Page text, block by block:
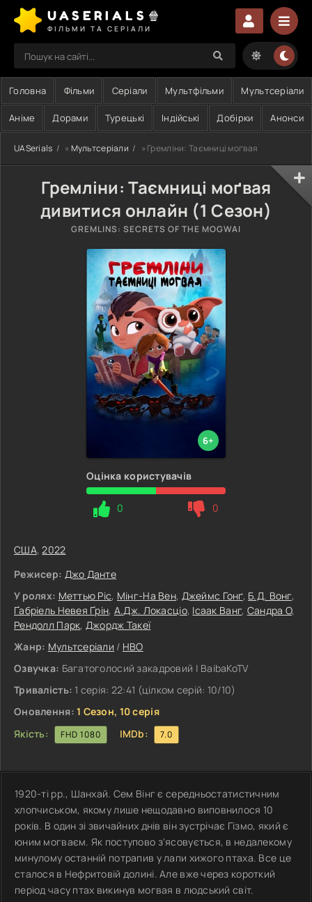
UASERIALS🍿
ФІЛЬМИ ТА СЕРІАЛИ
Головна Фільми Серіали Мультфільми Мультсеріали
Аніме Дорами Турецькі Індійські Добірки Анонси
UASerials » Мультсеріали » Гремліни: Таємниці моґвая
Гремліни: Таємниці моґвая
дивитися онлайн (1 Сезон)
GREMLINS: SECRETS OF THE MOGWAI
6+
Оцінка користувачів
0 0
США,2022
Режисер: Джо Данте
У ролях: Меттью Ріс, Мінг-На Вен, Джеймс Гонґ, Б.Д. Вонг,
Ґабріель Невея Ґрін, А.Дж. Локасціо, Ісаак Ванг, Сандра О,
Рендолл Парк, Джордж Такеї
Жанр: Мультсеріали / HBO
Озвучка: Багатоголосий закадровий | BaibaKoTV
Тривалість: 1 серія: 22:41 (цілком серій: 10/10)
Оновлення: 1 Сезон, 10 серія
Якість:
FHD 1080 IMDb: 7.0
1920-ті рр., Шанхай. Сем Вінг є середньостатистичним
хлопчиськом, якому лише нещодавно виповнилося 10
років. В один зі звичайних днів він зустрічає Гізмо, який є
юним могваєм. Як поступово з'ясовується, в недалекому
минулому останній потрапив у лапи хижого птаха. Все це
сталося в Нефритовій долині. Але вже через короткий
період часу птах викинув могвая в людський світ.